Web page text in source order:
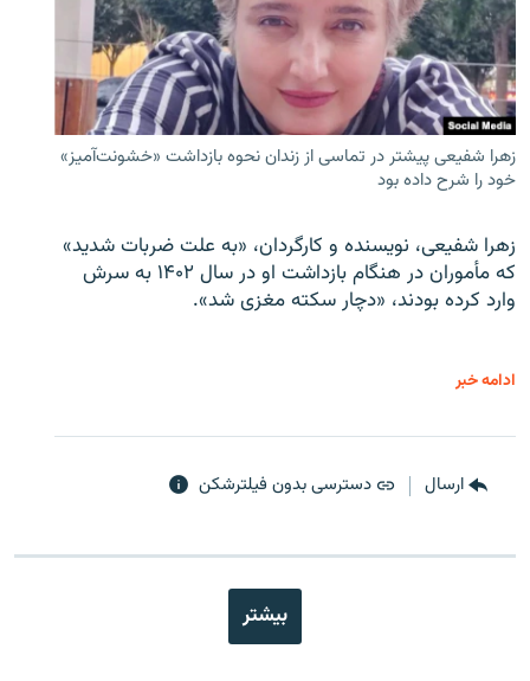
زهرا شفیعی پیشتر در تماسی از زندان نحوه بازداشت «خشونت‌آمیز»
خود را شرح داده بود
زهرا شفیعی، نویسنده و کارگردان، «به علت ضربات شدید»
که مأموران در هنگام بازداشت او در سال ۱۴۰۲ به سرش
وارد کرده بودند، «دچار سکته مغزی شد».
ادامه خبر
ارسال دسترسی بدون فیلترشکن
بیشتر